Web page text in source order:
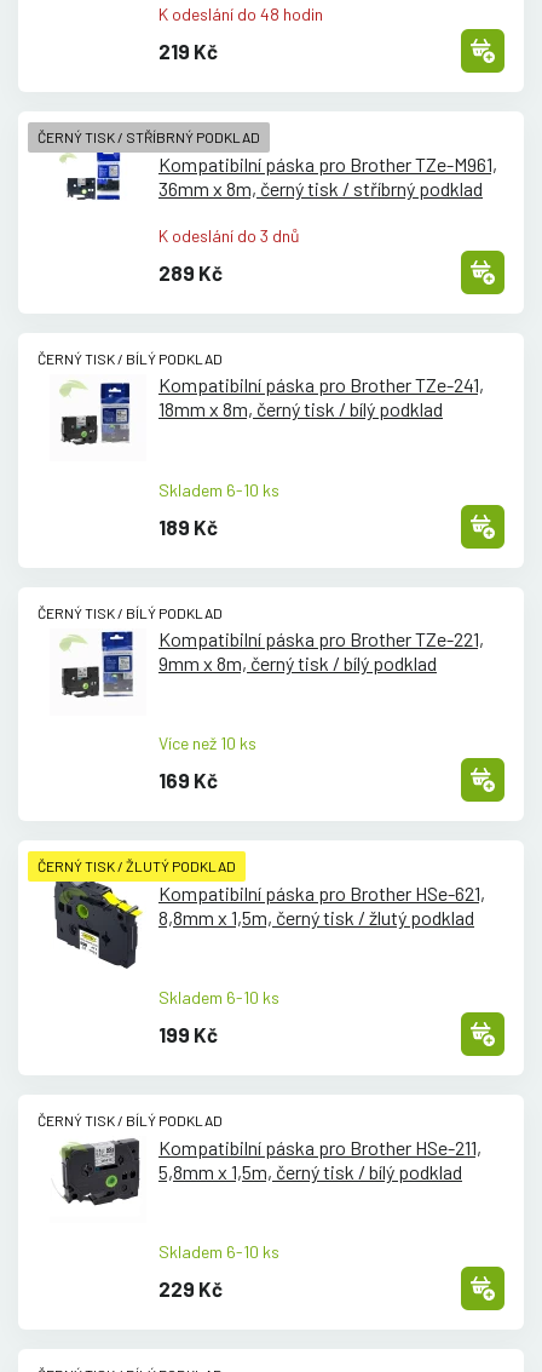
K odeslání do 48 hodin
219 Kč
ČERNÝ TISK / STŘÍBRNÝ PODKLAD
Kompatibilní páska pro Brother TZe-M961,
36mm x 8m, černý tisk / stříbrný podklad
K odeslání do 3 dnů
289 Kč
ČERNÝ TISK / BÍLÝ PODKLAD
Kompatibilní páska pro Brother TZe-241,
18mm x 8m, černý tisk / bílý podklad
Skladem 6-10 ks
189 Kč
ČERNÝ TISK / BÍLÝ PODKLAD
Kompatibilní páska pro Brother TZe-221,
9mm x 8m, černý tisk / bílý podklad
Více než 10 ks
169 Kč
ČERNÝ TISK / ŽLUTÝ PODKLAD
Kompatibilní páska pro Brother HSe-621,
8,8mm x 1,5m, černý tisk / žlutý podklad
Skladem 6-10 ks
199 Kč
ČERNÝ TISK / BÍLÝ PODKLAD
Kompatibilní páska pro Brother HSe-211,
5,8mm x 1,5m, černý tisk / bílý podklad
Skladem 6-10 ks
229 Kč